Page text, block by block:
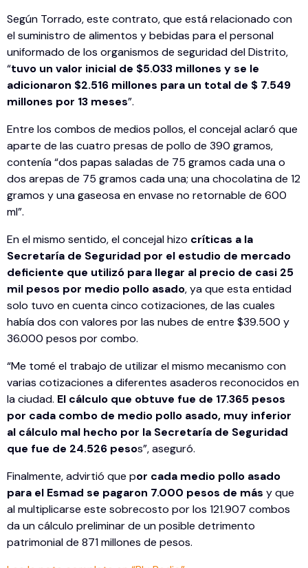
Según Torrado, este contrato, que está relacionado con
el suministro de alimentos y bebidas para el personal
uniformado de los organismos de seguridad del Distrito,
“tuvo un valor inicial de $5.033 millones y se le
adicionaron $2.516 millones para un total de $ 7.549
millones por 13 meses”.
Entre los combos de medios pollos, el concejal aclaró que
aparte de las cuatro presas de pollo de 390 gramos,
contenía “dos papas saladas de 75 gramos cada una o
dos arepas de 75 gramos cada una; una chocolatina de 12
gramos y una gaseosa en envase no retornable de 600
ml”.
En el mismo sentido, el concejal hizo críticas a la
Secretaría de Seguridad por el estudio de mercado
deficiente que utilizó para llegar al precio de casi 25
mil pesos por medio pollo asado, ya que esta entidad
solo tuvo en cuenta cinco cotizaciones, de las cuales
había dos con valores por las nubes de entre $39.500 y
36.000 pesos por combo.
“Me tomé el trabajo de utilizar el mismo mecanismo con
varias cotizaciones a diferentes asaderos reconocidos en
la ciudad. El cálculo que obtuve fue de 17.365 pesos
por cada combo de medio pollo asado, muy inferior
al cálculo mal hecho por la Secretaría de Seguridad
que fue de 24.526 pesos”, aseguró.
Finalmente, advirtió que por cada medio pollo asado
para el Esmad se pagaron 7.000 pesos de más y que
al multiplicarse este sobrecosto por los 121.907 combos
da un cálculo preliminar de un posible detrimento
patrimonial de 871 millones de pesos.